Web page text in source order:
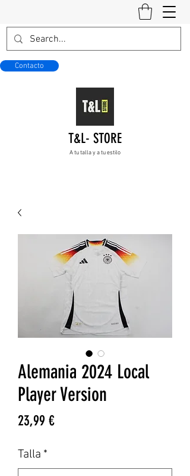
Contacto
T&L- STORE
A tu talla y a tu estilo
Alemania 2024 Local
Player Version
23,99 €Precio
Talla *